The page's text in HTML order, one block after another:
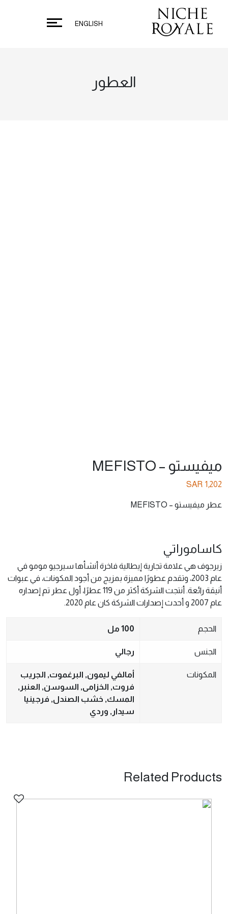
ENGLISH
العطور
ميفيستو – MEFISTO
SAR 1,202
عطر ميفيستو – MEFISTO
كاساموراتي
زيرجوف هي علامة تجارية إيطالية فاخرة أنشأها سيرجيو مومو في
عام 2003، وتقدم عطورًا مميزة بمزيج من أجود المكونات، في عبوات
أنيقة رائعة. أنتجت الشركة أكثر من 119 عطرًا، أول عطر تم إصداره
عام 2007 و أحدث إصدارات الشركة كان عام 2020.
الحجم 100 مل
الجنس رجالي
المكونات
أمالفي ليمون, البرغموت, الجريب
فروت, الخزامى, السوسن, العنبر,
المسك, خشب الصندل, فرجينيا
سيدار, وردي
Related Products